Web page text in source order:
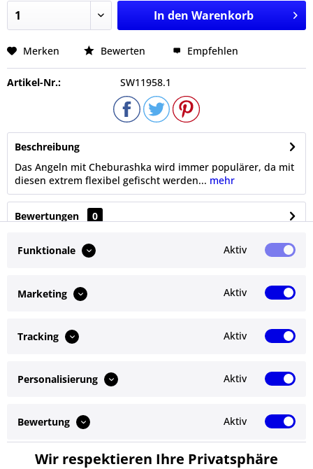
In den Warenkorb
Merken Bewerten Empfehlen
Artikel-Nr.: SW11958.1
Beschreibung
Das Angeln mit Cheburashka wird immer populärer, da mit
diesen extrem flexibel gefischt werden... mehr
Bewertungen
0
Kunden haben sich ebenfalls angesehen
Service Hotline
Shop Service
Informationen
Funktionale Aktiv
Marketing Aktiv
Tracking Aktiv
Personalisierung Aktiv
Bewertung Aktiv
Service Aktiv
Wir respektieren Ihre Privatsphäre